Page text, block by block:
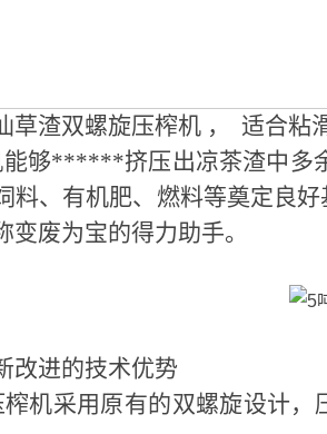
草渣双螺旋压榨机 ， 适合粘
能够******挤压出凉茶渣中
料、有机肥、燃料等奠定良
变废为宝的得力助手。
改进的技术优势
机采用原有的双螺旋设计